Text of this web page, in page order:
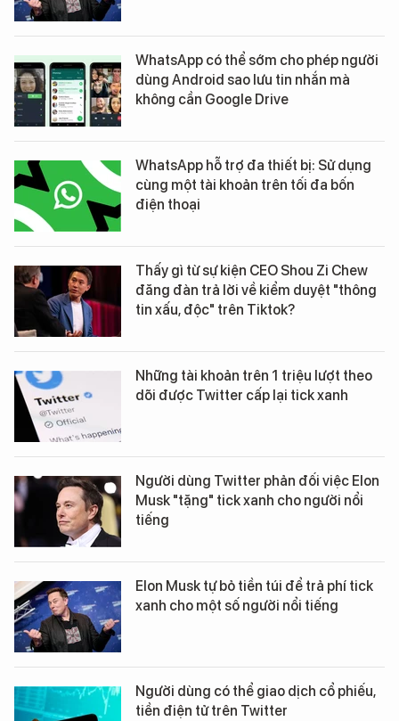
WhatsApp có thể sớm cho phép người
dùng Android sao lưu tin nhắn mà
không cần Google Drive
WhatsApp hỗ trợ đa thiết bị: Sử dụng
cùng một tài khoản trên tối đa bốn
điện thoại
Thấy gì từ sự kiện CEO Shou Zi Chew
đăng đàn trả lời về kiểm duyệt "thông
tin xấu, độc" trên Tiktok?
Những tài khoản trên 1 triệu lượt theo
dõi được Twitter cấp lại tick xanh
Người dùng Twitter phản đối việc Elon
Musk "tặng" tick xanh cho người nổi
tiếng
Elon Musk tự bỏ tiền túi để trả phí tick
xanh cho một số người nổi tiếng
Người dùng có thể giao dịch cổ phiếu,
tiền điện tử trên Twitter